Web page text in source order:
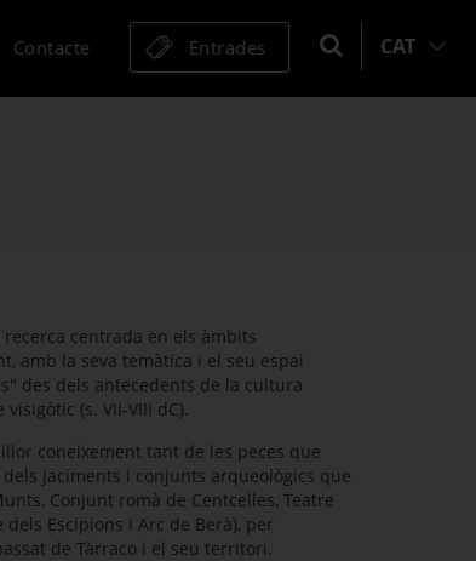
Contacte Entrades CAT
centrada en els àmbits
amb la seva temàtica i el seu espai
des dels antecedents de la cultura
(s. VII-VIII dC).
coneixement tant de les peces que
jaciments i conjunts arqueològics que
Conjunt romà de Centcelles, Teatre
Escipions i Arc de Berà), per
de Tàrraco i el seu territori.